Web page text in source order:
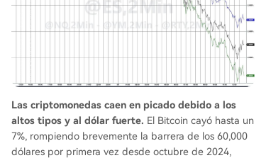
Las criptomonedas caen en picado debido a los
altos tipos y al dólar fuerte. El Bitcoin cayó hasta un
7%, rompiendo brevemente la barrera de los 60,000
dólares por primera vez desde octubre de 2024,